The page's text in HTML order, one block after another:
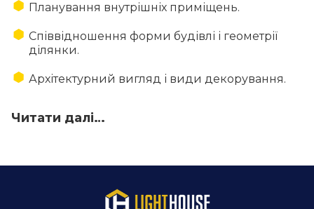
Планування внутрішніх приміщень.
Співвідношення форми будівлі і геометрії
ділянки.
Архітектурний вигляд і види декорування.
Читати далі…